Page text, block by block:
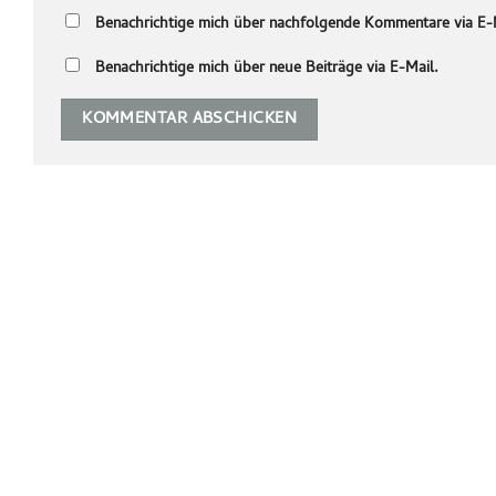
Benachrichtige mich über nachfolgende Kommentare via
Benachrichtige mich über neue Beiträge via E-Mail.